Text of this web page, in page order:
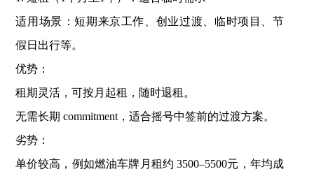
‌适用场景‌：短期来京工作、创业过渡、临时项目、节
假日出行等。
‌优势‌：
租期灵活，可按月起租，随时退租。
无需长期 commitment，适合摇号中签前的过渡方案。
‌劣势‌：
单价较高，例如燃油车牌月租约 ‌3500–5500元‌，年均成